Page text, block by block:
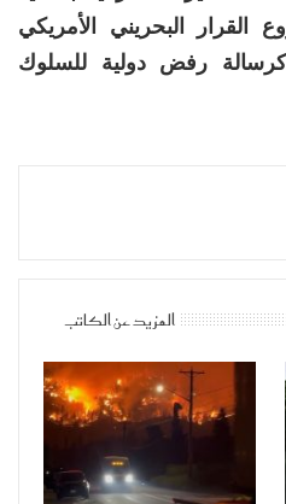
القرار البحريني الأمريكي
138 دولة، كرسالة رفض دولية للسلوك
المزيد عن الكاتب